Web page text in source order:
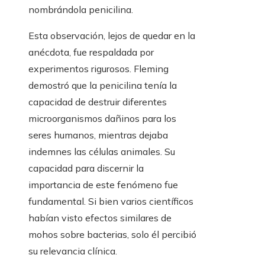
nombrándola penicilina.
Esta observación, lejos de quedar en la
anécdota, fue respaldada por
experimentos rigurosos. Fleming
demostró que la penicilina tenía la
capacidad de destruir diferentes
microorganismos dañinos para los
seres humanos, mientras dejaba
indemnes las células animales. Su
capacidad para discernir la
importancia de este fenómeno fue
fundamental. Si bien varios científicos
habían visto efectos similares de
mohos sobre bacterias, solo él percibió
su relevancia clínica.